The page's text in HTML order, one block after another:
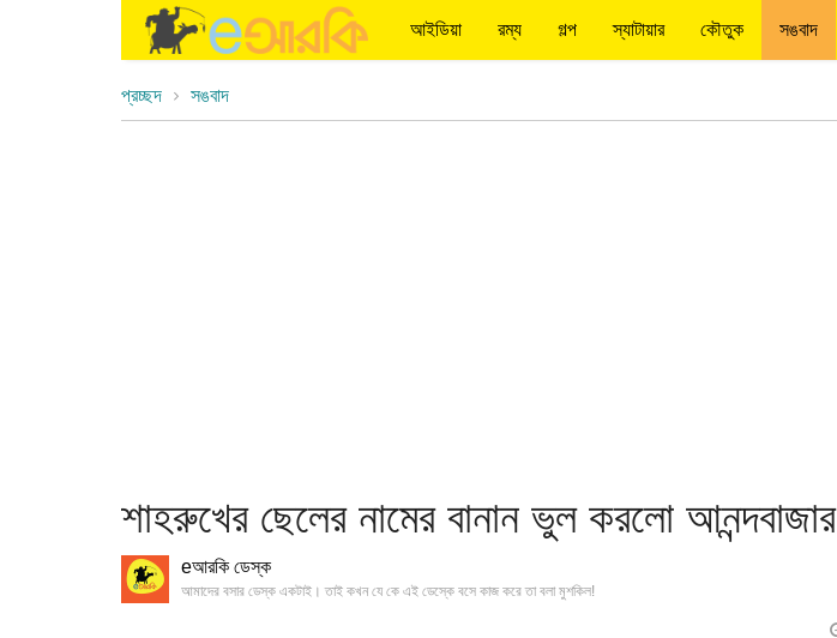
আইডিয়া রম্য গল্প স্যাটায়ার কৌতুক সঙবাদ
প্রচ্ছদ সঙবাদ
শাহরুখের ছেলের নামের বানান ভুল করলো আনন্দবাজার
eআরকি ডেস্ক
আমাদের বসার ডেস্ক একটাই। তাই কখন যে কে এই ডেস্কে বসে কাজ করে তা বলা মুশকিল!